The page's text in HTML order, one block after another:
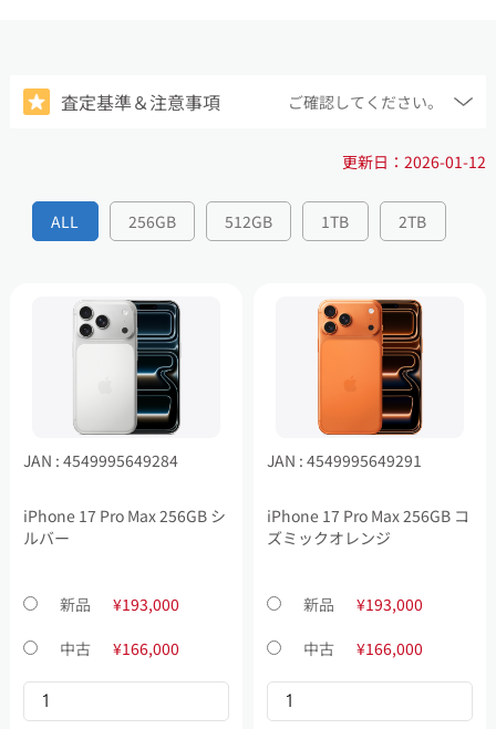
査定基準＆注意事項 ご確認してください。
更新日：2026-01-12
ALL 256GB 512GB 1TB 2TB
JAN : 4549995649284
iPhone 17 Pro Max 256GB シ
ルバー
新品
¥193,000
中古
¥166,000
JAN : 4549995649291
iPhone 17 Pro Max 256GB コ
ズミックオレンジ
新品
¥193,000
中古
¥166,000